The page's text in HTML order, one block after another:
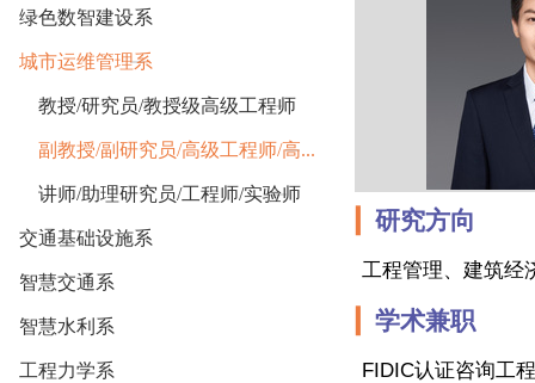
绿色数智建设系
城市运维管理系
教授/研究员/教授级高级工程师
副教授/副研究员/高级工程师/高...
讲师/助理研究员/工程师/实验师
交通基础设施系
智慧交通系
智慧水利系
工程力学系
研究方向
工程管理、建筑经
学术兼职
FIDIC认证咨询工